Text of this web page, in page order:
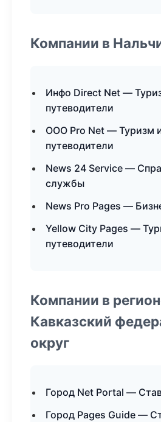
Компании в
Инфо Direct Net —
путеводители
ООО Pro Net — Туризм
путеводители
News 24 Service —
службы
News Pro Pages —
Yellow City Pages —
путеводители
Компании в
Кавказский
округ
Город Net Portal —
Город Pages Guide —